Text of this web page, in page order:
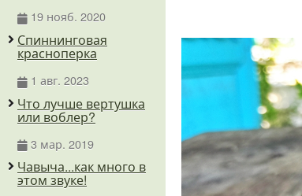
19 нояб. 2020
Спиннинговая
красноперка
1 авг. 2023
Что лучше вертушка
или воблер?
3 мар. 2019
Чавыча...как много в
этом звуке!